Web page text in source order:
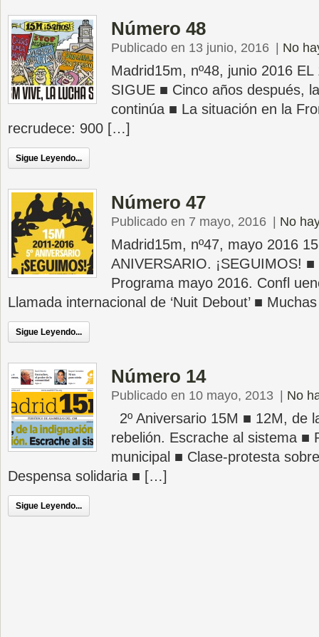
Número 48
Publicado en 13 junio, 2016 No
Madrid15m, nº48, junio 2016
SIGUE ■ Cinco años después,
continúa ■ La situación en la
recrudece: 900 […]
Sigue Leyendo...
Número 47
Publicado en 7 mayo, 2016 No
Madrid15m, nº47, mayo 2016
ANIVERSARIO. ¡SEGUIMOS!
Programa mayo 2016. Confl
Llamada internacional de ‘Nuit Debout’ ■
Sigue Leyendo...
Número 14
Publicado en 10 mayo, 2013 No
2º Aniversario 15M ■ 12M, de
rebelión. Escrache al sistema ■
municipal ■ Clase-protesta
Despensa solidaria ■ […]
Sigue Leyendo...